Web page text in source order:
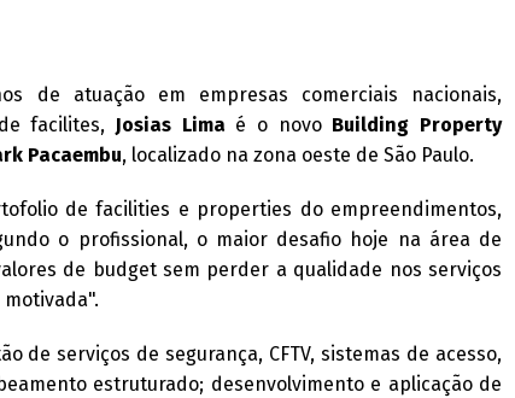
de atuação em empresas comerciais nacionais,
facilites, Josias Lima é o novo Building Property
Pacaembu, localizado na zona oeste de São Paulo.
de facilities e properties do empreendimentos,
o profissional, o maior desafio hoje na área de
de budget sem perder a qualidade nos serviços
de serviços de segurança, CFTV, sistemas de acesso,
estruturado; desenvolvimento e aplicação de